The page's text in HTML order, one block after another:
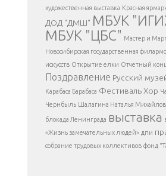
</div >
художественная выставка Красная
ДОД "ДМШ" МБУК
МБУК "ЦБС" Мастер и
Новосибирская государственная
искусств Открытие елки Отчетный
Поздравление Русский
Карабаса Барабаса ФестивальХор
Чернбыль Шалагина Наталья
блокада Ленинграда выставка
«Жизнь замечательных людей» дпи
собрание трудовых коллективов фонд